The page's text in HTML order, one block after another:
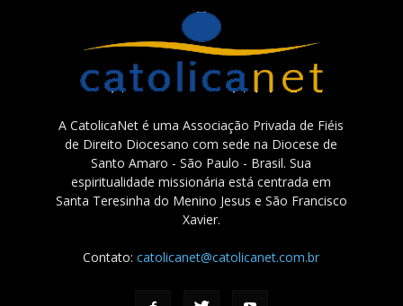
A CatolicaNet é uma Associação Privada de Fiéis
de Direito Diocesano com sede na Diocese de
Santo Amaro - São Paulo - Brasil. Sua
espiritualidade missionária está centrada em
Santa Teresinha do Menino Jesus e São Francisco
Xavier.
Contato:catolicanet@catolicanet.com.br